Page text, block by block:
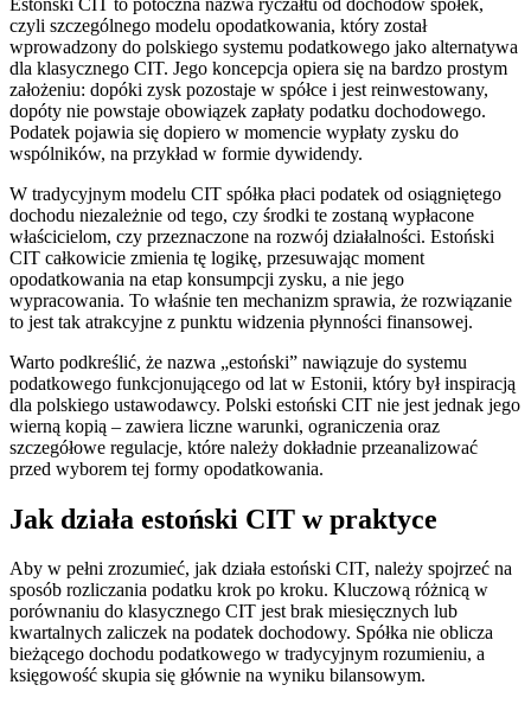
czyli szczególnego modelu opodatkowania, który został
wprowadzony do polskiego systemu podatkowego jako alternatywa
dla klasycznego CIT. Jego koncepcja opiera się na bardzo prostym
założeniu: dopóki zysk pozostaje w spółce i jest reinwestowany,
dopóty nie powstaje obowiązek zapłaty podatku dochodowego.
Podatek pojawia się dopiero w momencie wypłaty zysku do
wspólników, na przykład w formie dywidendy.
W tradycyjnym modelu CIT spółka płaci podatek od osiągniętego
dochodu niezależnie od tego, czy środki te zostaną wypłacone
właścicielom, czy przeznaczone na rozwój działalności. Estoński
CIT całkowicie zmienia tę logikę, przesuwając moment
opodatkowania na etap konsumpcji zysku, a nie jego
wypracowania. To właśnie ten mechanizm sprawia, że rozwiązanie
to jest tak atrakcyjne z punktu widzenia płynności finansowej.
Warto podkreślić, że nazwa „estoński” nawiązuje do systemu
podatkowego funkcjonującego od lat w Estonii, który był inspiracją
dla polskiego ustawodawcy. Polski estoński CIT nie jest jednak jego
wierną kopią – zawiera liczne warunki, ograniczenia oraz
szczegółowe regulacje, które należy dokładnie przeanalizować
przed wyborem tej formy opodatkowania.
Jak działa estoński CIT w praktyce
Aby w pełni zrozumieć, jak działa estoński CIT, należy spojrzeć na
sposób rozliczania podatku krok po kroku. Kluczową różnicą w
porównaniu do klasycznego CIT jest brak miesięcznych lub
kwartalnych zaliczek na podatek dochodowy. Spółka nie oblicza
bieżącego dochodu podatkowego w tradycyjnym rozumieniu, a
księgowość skupia się głównie na wyniku bilansowym.